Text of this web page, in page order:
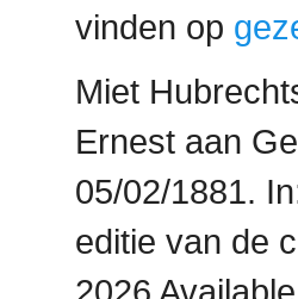
vinden op
Miet
Ernest aan
05/02/1881.
editie van de